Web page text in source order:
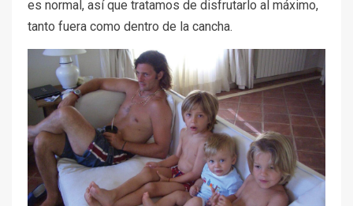
es normal, así que tratamos de disfrutarlo al máximo,
tanto fuera como dentro de la cancha.